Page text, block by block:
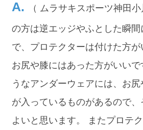
（ ムラサキスポーツ神田
の方は逆エッジやふとした瞬
で、プロテクターは付けた方
お尻や膝にはあった方がいいで
うなアンダーウェアには、お
が入っているものがあるので、
よいと思います。 またプロテ